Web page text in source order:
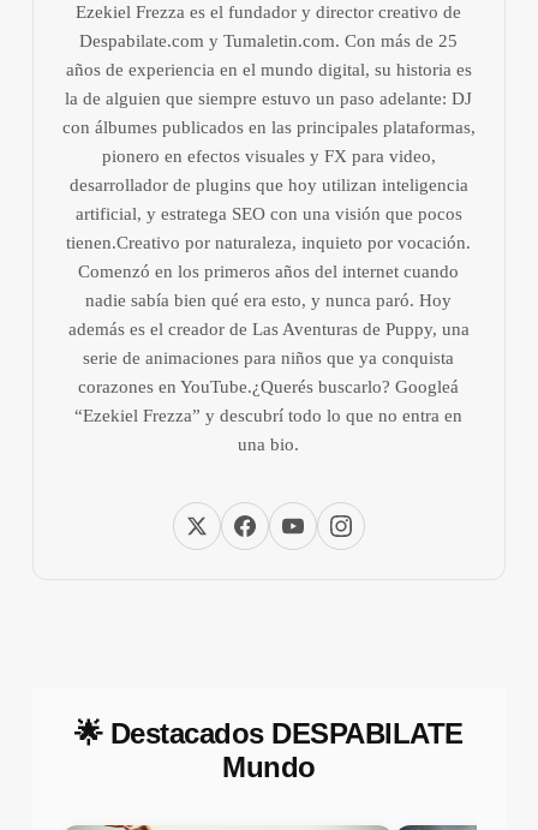
Ezekiel Frezza es el fundador y director creativo de
Despabilate.com y Tumaletin.com. Con más de 25
años de experiencia en el mundo digital, su historia es
la de alguien que siempre estuvo un paso adelante: DJ
con álbumes publicados en las principales plataformas,
pionero en efectos visuales y FX para video,
desarrollador de plugins que hoy utilizan inteligencia
artificial, y estratega SEO con una visión que pocos
tienen.Creativo por naturaleza, inquieto por vocación.
Comenzó en los primeros años del internet cuando
nadie sabía bien qué era esto, y nunca paró. Hoy
además es el creador de Las Aventuras de Puppy, una
serie de animaciones para niños que ya conquista
corazones en YouTube.¿Querés buscarlo? Googleá
“Ezekiel Frezza” y descubrí todo lo que no entra en
una bio.
🌟 Destacados DESPABILATE
Mundo